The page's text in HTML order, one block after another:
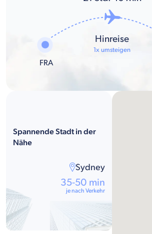
FRA
Hinreise
1x umsteigen
Spannende Stadt in der
Nähe
Sydney
35-50 min
je nach Verkehr